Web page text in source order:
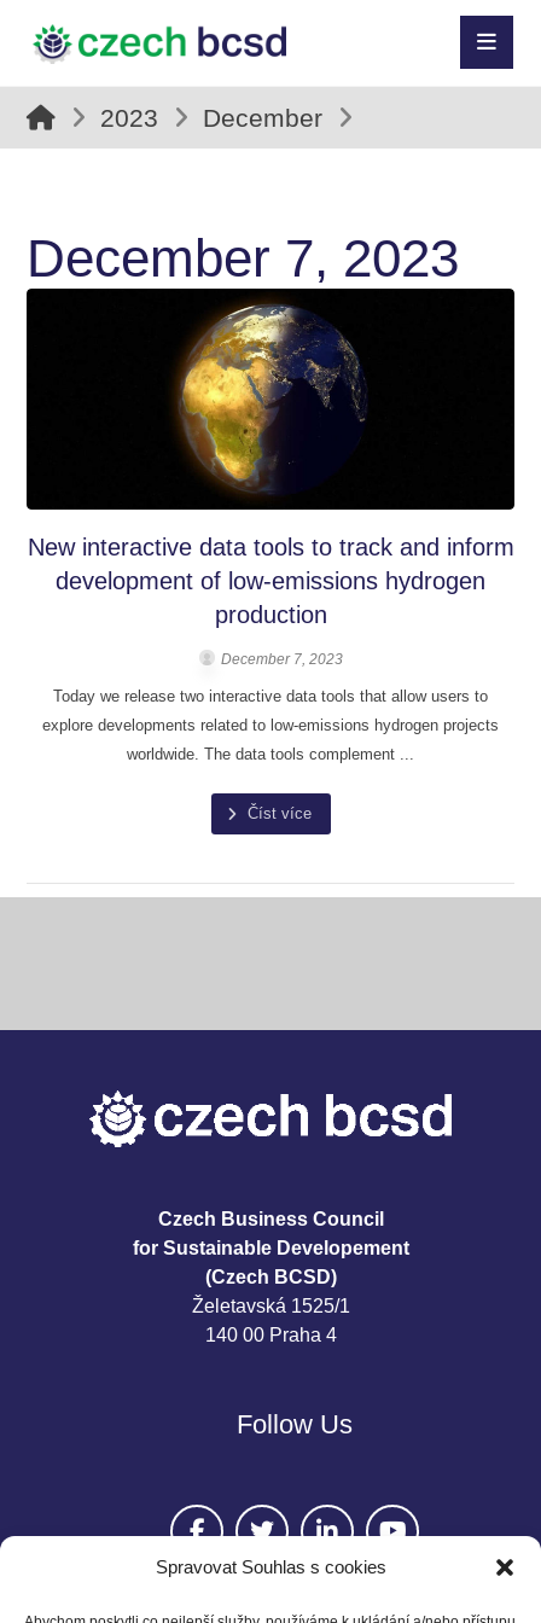
Spravovat Souhlas s cookies
2023 December
December 7, 2023
New interactive data tools to track and inform
development of low-emissions hydrogen
production
December 7, 2023
Today we release two interactive data tools that allow users to
explore developments related to low-emissions hydrogen projects
worldwide. The data tools complement ...
Číst více
Czech Business Council
for Sustainable Developement
(Czech BCSD)
Želetavská 1525/1
140 00 Praha 4
Follow Us